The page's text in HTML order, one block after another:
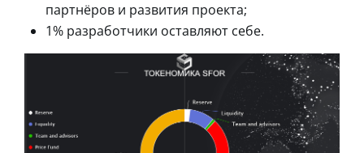
партнёров и развития проекта;
1% разработчики оставляют себе.